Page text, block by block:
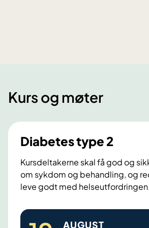
Kurs og møter
Diabetes type 2
Kursdeltakerne skal få god og
om sykdom og behandling, og
leve godt med helseutfordringen.
D
AUGUST